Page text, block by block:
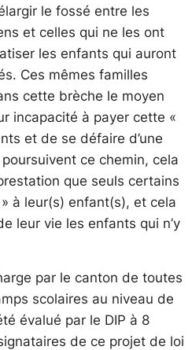
le fossé entre les
et celles qui ne les ont
les enfants qui auront
Ces mêmes familles
cette brèche le moyen
incapacité à payer cette «
et de se défaire d’une
ce chemin, cela
que seuls certains
à leur(s) enfant(s), et cela
leur vie les enfants qui n’y
par le canton de toutes
scolaires au niveau de
évalué par le DIP à 8
de ce projet de loi